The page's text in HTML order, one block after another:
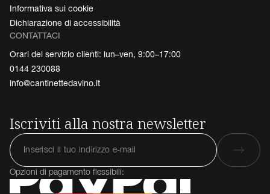
Informativa sui cookie
Dichiarazione di accessibilità
CONTATTACI
Orari del servizio clienti: lun–ven, 9:00–17:00
0144 230088
info@cantinettedavino.it
Iscriviti alla nostra newsletter
Opzioni di pagamento flessibili: